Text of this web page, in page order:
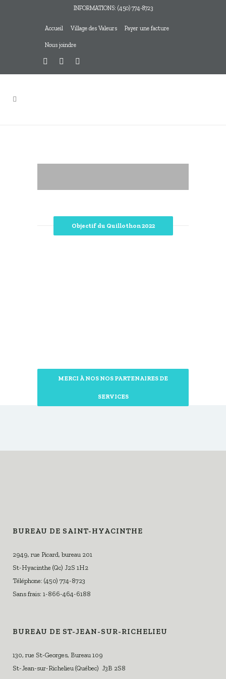
INFORMATIONS: (450) 774-8723
Accueil Village des Valeurs Payer une facture
Nous joindre
PROGRAMME DE
VISIBILITÉ
Objectif du Quillothon 2022
MERCI À NOS NOS PARTENAIRES DE
SERVICES
BUREAU DE SAINT-HYACINTHE
2949, rue Picard, bureau 201
St-Hyacinthe (Qc) J2S 1H2
Téléphone: (450) 774-8723
Sans frais: 1-866-464-6188
BUREAU DE ST-JEAN-SUR-RICHELIEU
130, rue St-Georges, Bureau 109
St-Jean-sur-Richelieu (Québec) J3B 2S8